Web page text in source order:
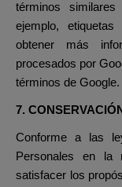
términos
ejemplo,
obtener más
procesados por
términos de Google.
7.
Conforme a las
Personales en la
satisfacer los